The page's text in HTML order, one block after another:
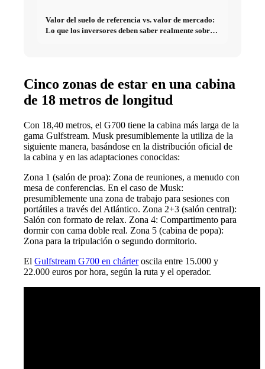
Valor del suelo de referencia vs. valor de mercado:
Lo que los inversores deben saber realmente sobre
Cinco zonas de estar en una cabina
de 18 metros de longitud
Con 18,40 metros, el G700 tiene la cabina más larga de la
gama Gulfstream. Musk presumiblemente la utiliza de la
siguiente manera, basándose en la distribución oficial de
la cabina y en las adaptaciones conocidas:
Zona 1 (salón de proa): Zona de reuniones, a menudo con
mesa de conferencias. En el caso de Musk:
presumiblemente una zona de trabajo para sesiones con
portátiles a través del Atlántico. Zona 2+3 (salón central):
Salón con formato de relax. Zona 4: Compartimento para
dormir con cama doble real. Zona 5 (cabina de popa):
Zona para la tripulación o segundo dormitorio.
ElGulfstream G700 en chárteroscila entre 15.000 y
22.000 euros por hora, según la ruta y el operador.